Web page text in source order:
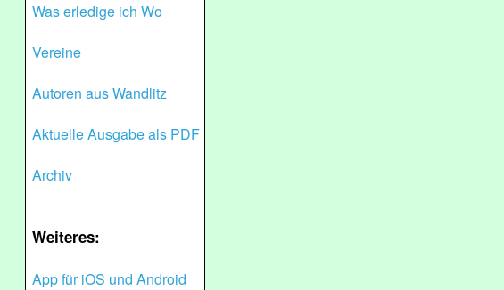
Was erledige ich Wo
Vereine
Autoren aus Wandlitz
Aktuelle Ausgabe als PDF
Archiv
Weiteres:
App für iOS und Android